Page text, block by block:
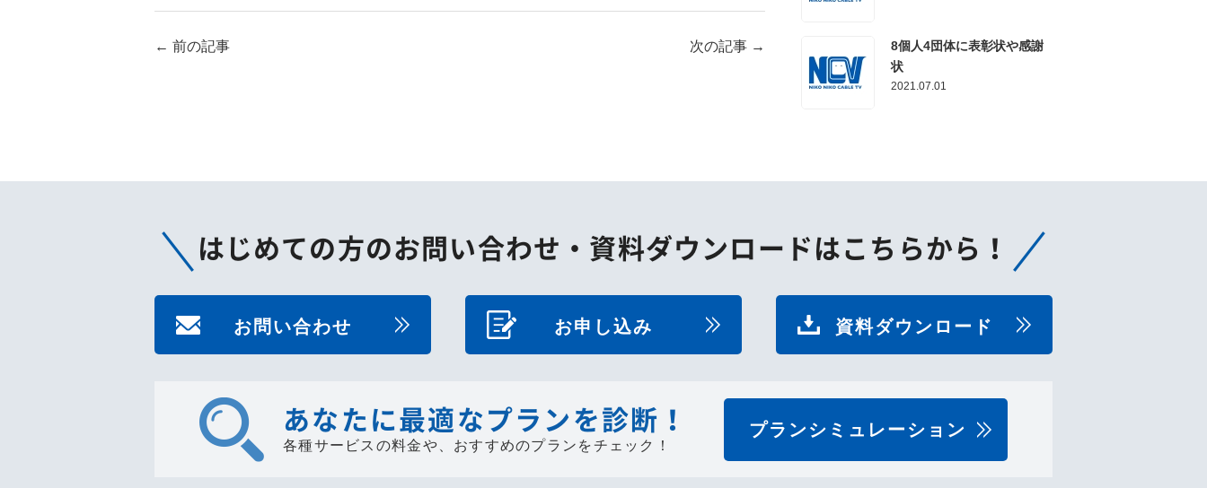
← 前の記事 次の記事 →
8個人4団体に表彰状や感謝
状
2021.07.01
はじめての方のお問い合わせ・ 資料ダウンロードはこちらから！
お問い合わせ お申し込み 資料ダウンロード
あなたに最適なプランを診断！
各種サービスの料金や、 おすすめのプランをチェック！
プランシミュレーション